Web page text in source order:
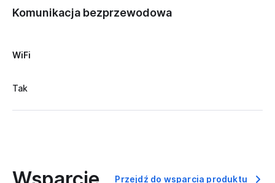
Komunikacja bezprzewodowa
WiFi
Tak
Przejdź do wsparcia produktu